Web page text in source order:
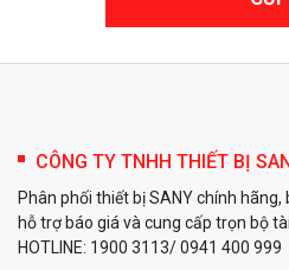
CÔNG TY TNHH THIẾT BỊ
Phân phối thiết bị SANY chính
hỗ trợ báo giá và cung cấp trọn bộ
HOTLINE: 1900 3113/ 0941 400 999